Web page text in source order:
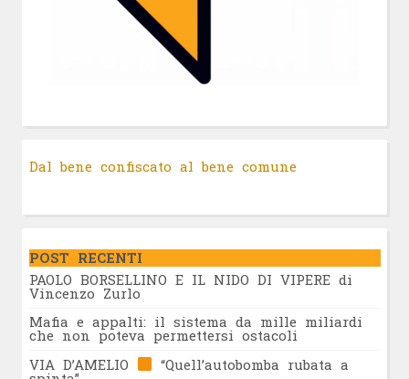
Dal bene confiscato al bene comune
POST RECENTI
PAOLO BORSELLINO E IL NIDO DI VIPERE di
Vincenzo Zurlo
Mafia e appalti: il sistema da mille miliardi
che non poteva permettersi ostacoli
VIA D’AMELIO
“Quell’autobomba rubata a